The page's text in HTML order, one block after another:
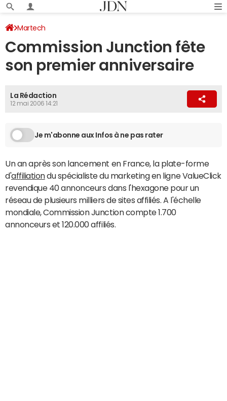
Martech
Commission Junction fête
son premier anniversaire
La Rédaction
12 mai 2006 14:21
Je m'abonne aux Infos à ne pas rater
Un an après son lancement en France, la plate-forme
d'affiliationdu spécialiste du marketing en ligne ValueClick
revendique 40 annonceurs dans l'hexagone pour un
réseau de plusieurs milliers de sites affiliés. A l'échelle
mondiale, Commission Junction compte 1.700
annonceurs et 120.000 affiliés.